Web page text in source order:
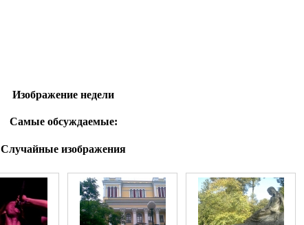
Изображение недели
Самые обсуждаемые:
Случайные изображения